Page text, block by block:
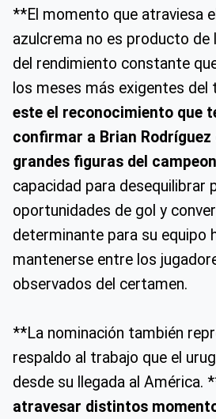
**El momento que atraviesa
azulcrema no es producto de
del rendimiento constante
los meses más exigentes del
este el reconocimiento que
confirmar a Brian Rodríguez
grandes figuras del
capacidad para desequilibrar
oportunidades de gol y
determinante para su equipo
mantenerse entre los
observados del certamen.
**La nominación también
respaldo al trabajo que el
desde su llegada al América.
atravesar distintos